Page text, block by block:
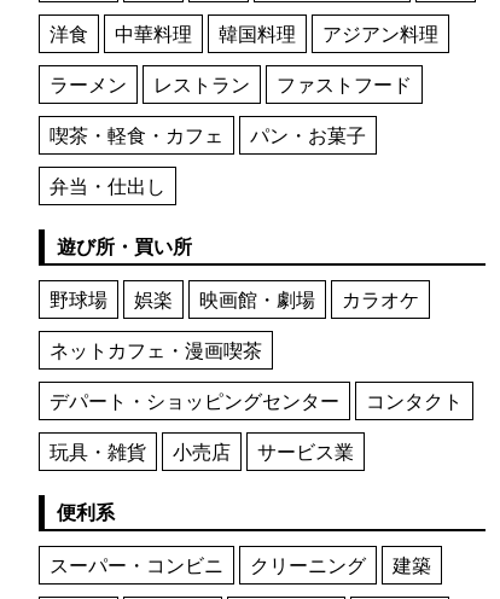
洋食
中華料理 韓国料理
アジアン料理
ラーメン
レストラン
ファストフード
喫茶・軽食・カフェ
パン・お菓子
弁当・仕出し
遊び所・買い所
野球場
娯楽 映画館・劇場
カラオケ
ネットカフェ・漫画喫茶
デパート・ショッピングセンター
コンタクト
玩具・雑貨
小売店 サービス業
便利系
スーパー・コンビニ
クリーニング
建築